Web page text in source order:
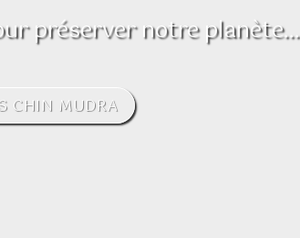
préserver notre planète...
CHIN MUDRA